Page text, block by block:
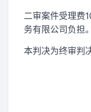
二审案件受理费
务有限公司负担。
本判决为终审判